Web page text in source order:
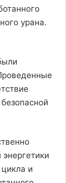
урана.
и